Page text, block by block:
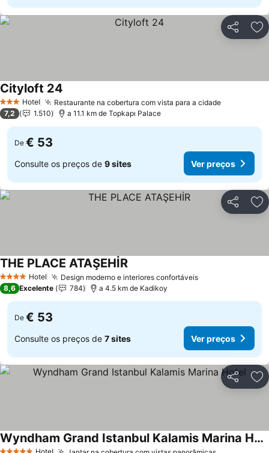
Partilhar
3 EstrelasHotel Restaurante na cobertura com vista para a cidade
Cityloft 24
7,2 1.510 a 11.1 km de Topkapı Palace
De € 53
Consulte os preços de 9 sites Ver preços
Partilhar
4 EstrelasHotel Design moderno e interiores confortáveis
THE PLACE ATAŞEHİR
8,6 Excelente 784 a 4.5 km de Kadikoy
De € 53
Consulte os preços de 7 sites Ver preços
Partilhar
Hotel
Wyndham Grand Istanbul Kalamis Marina Hotel